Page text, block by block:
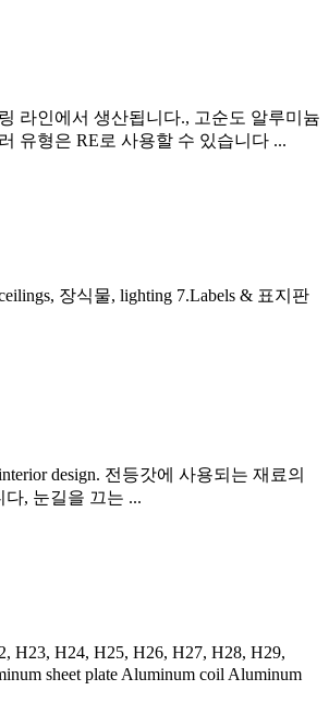
라인에서 생산됩니다., 고순도 알루미늄
유형은 RE로 사용할 수 있습니다 ...
, 장식물, lighting 7.Labels & 표지판
design. 전등갓에 사용되는 재료의
, 눈길을 끄는 ...
H23, H24, H25, H26, H27, H28, H29,
sheet plate Aluminum coil Aluminum